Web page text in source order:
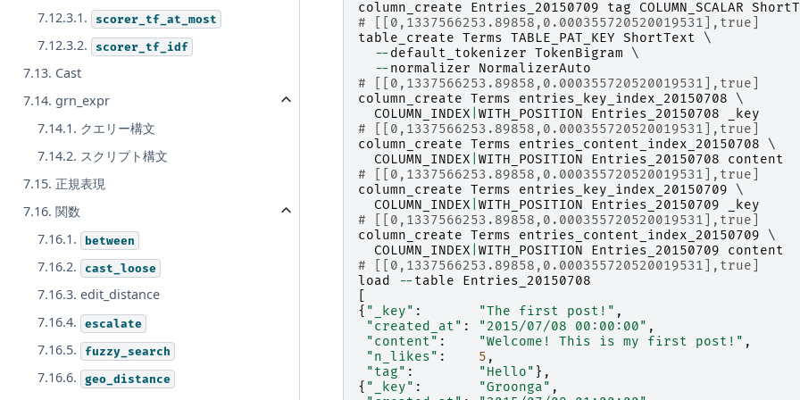
7.12.3.1. scorer_tf_at_most
7.12.3.2. scorer_tf_idf
7.13. Cast
7.14. grn_expr
7.14.1. クエリー構文
7.14.2. スクリプト構文
7.15. 正規表現
7.16. 関数
7.16.1.
between
7.16.2. cast_loose
7.16.3. edit_distance
7.16.4.
escalate
7.16.5. fuzzy_search
7.16.6. geo_distance
column_create
Entries_20150709 tag COLUMN_SCALAR
# [[0,1337566253.89858,0.000355720520019531],true]
table_create Terms TABLE_PAT_KEY ShortText \
-- default_tokenizer TokenBigram \
-- normalizer
NormalizerAuto
# [[0,1337566253.89858,0.000355720520019531],true]
column_create Terms entries_key_index_20150708 \
COLUMN_INDEX WITH_POSITION Entries_20150708
_key
# [[0,1337566253.89858,0.000355720520019531],true]
column_create Terms entries_content_index_20150708 \
COLUMN_INDEX WITH_POSITION Entries_20150708
content
# [[0,1337566253.89858,0.000355720520019531],true]
column_create Terms entries_key_index_20150709 \
COLUMN_INDEX WITH_POSITION Entries_20150709
_key
# [[0,1337566253.89858,0.000355720520019531],true]
column_create Terms entries_content_index_20150709 \
COLUMN_INDEX WITH_POSITION Entries_20150709
content
# [[0,1337566253.89858,0.000355720520019531],true]
load
-- table
Entries_20150708
{ "_key" : "The first post!" ,
"created_at" : "2015/07/08 00:00:00" ,
"content" : "Welcome! This is my first post!" ,
"n_likes" : 5 ,
"tag" : "Hello" },
{ "_key" : "Groonga" ,